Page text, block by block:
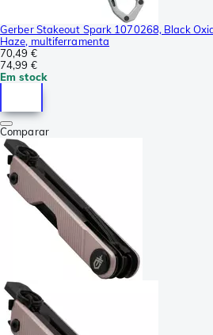
Gerber Stakeout Spark 1070268, Black
Haze, multiferramenta
70,49 €
74,99 €
Em stock
Comparar